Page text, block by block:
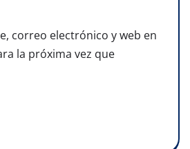
correo electrónico y web en
la próxima vez que